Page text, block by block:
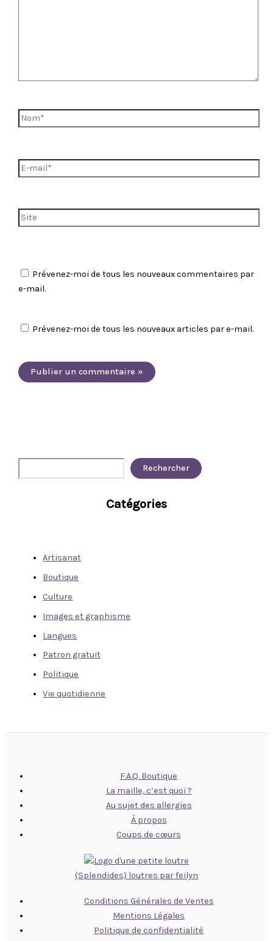
Nom*
E-
mail*
Site
Prévenez-moi de tous les nouveaux commentaires par
e-mail.
Prévenez-moi de tous les nouveaux articles par e-mail.
Rechercher
Catégories
Artisanat
Boutique
Culture
Images et graphisme
Langues
Patron gratuit
Politique
Vie quotidienne
F.A.Q. Boutique
La maille, c’est quoi ?
Au sujet des allergies
À propos
Coups de cœurs
(Splendides) loutres par feilyn
Conditions Générales de Ventes
Mentions Légales
Politique de confidentialité